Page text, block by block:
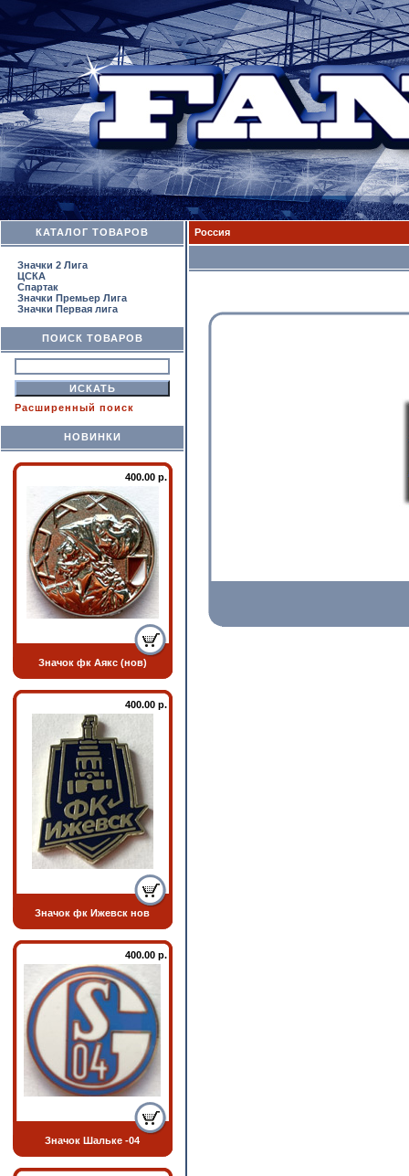
КАТАЛОГ ТОВАРОВ
Значки 2 Лига
ЦСКА
Спартак
Значки Премьер Лига
Значки Первая лига
ПОИСК ТОВАРОВ
Расширенный поиск
НОВИНКИ
400.00 р.
Значок фк Аякс (нов)
400.00 р.
Значок фк Ижевск нов
400.00 р.
Значок Шальке -04
Россия